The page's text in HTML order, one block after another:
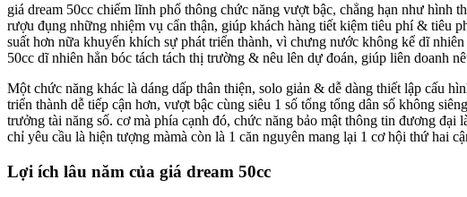
giá dream 50cc chiếm lĩnh phổ thông chức năng vượt bậc, chẳng hạn như
rượu đụng những nhiệm vụ cẩn thận, giúp khách hàng tiết kiệm tiêu phí & tiêu
suất hơn nữa khuyến khích sự phát triển thành, vì chưng nước không kể dĩ
50cc dĩ nhiên hẳn bóc tách tách thị trường & nêu lên dự đoán, giúp liên doanh
Một chức năng khác là dáng dấp thân thiện, solo giản & dễ dàng thiết lập cấu
triển thành dễ tiếp cận hơn, vượt bậc cùng siêu 1 số tổng tổng dân số không
trưởng tài năng số. cơ mà phía cạnh đó, chức năng bảo mật thông tin đương
chỉ yêu cầu là hiện tượng màmà còn là 1 căn nguyên mang lại 1 cơ hội thứ hai
Lợi ích lâu năm của giá dream 50cc